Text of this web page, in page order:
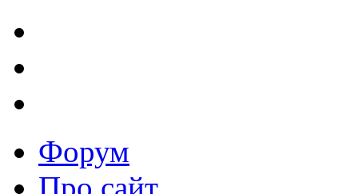
Форум